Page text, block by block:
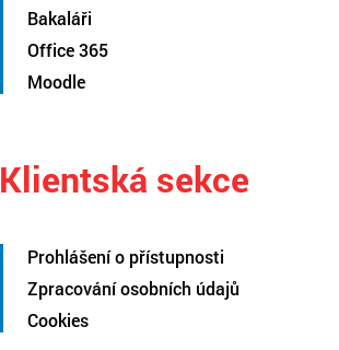
Bakaláři
Office 365
Moodle
Klientská sekce
Prohlášení o přístupnosti
Zpracování osobních údajů
Cookies